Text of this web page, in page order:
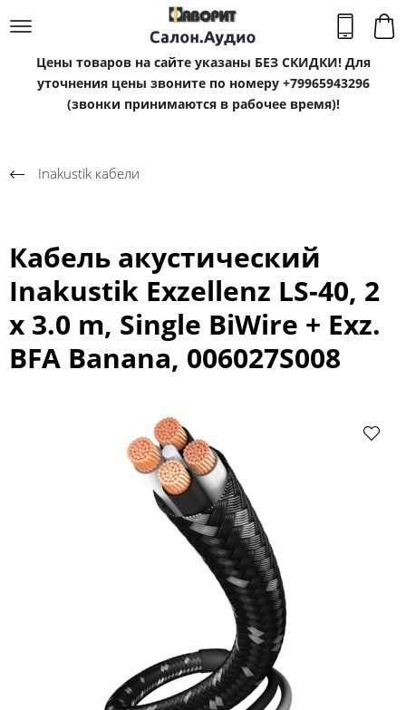
Цены товаров на сайте указаны БЕЗ СКИДКИ! Для
уточнения цены звоните по номеру +79965943296
(звонки принимаются в рабочее время)!
Inakustik кабели
Кабель акустический
Inakustik Exzellenz LS-40, 2
x 3.0 m, Single BiWire + Exz.
BFA Banana, 006027S008